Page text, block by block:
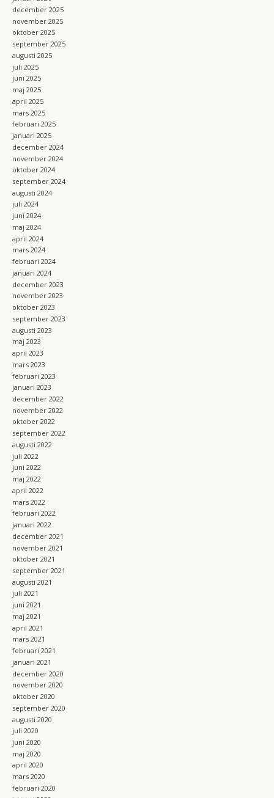
december 2025
november 2025
oktober 2025
september 2025
augusti 2025
juli 2025
juni 2025
maj 2025
april 2025
mars 2025
februari 2025
januari 2025
december 2024
november 2024
oktober 2024
september 2024
augusti 2024
juli 2024
juni 2024
maj 2024
april 2024
mars 2024
februari 2024
januari 2024
december 2023
november 2023
oktober 2023
september 2023
augusti 2023
maj 2023
april 2023
mars 2023
februari 2023
januari 2023
december 2022
november 2022
oktober 2022
september 2022
augusti 2022
juli 2022
juni 2022
maj 2022
april 2022
mars 2022
februari 2022
januari 2022
december 2021
november 2021
oktober 2021
september 2021
augusti 2021
juli 2021
juni 2021
maj 2021
april 2021
mars 2021
februari 2021
januari 2021
december 2020
november 2020
oktober 2020
september 2020
augusti 2020
juli 2020
juni 2020
maj 2020
april 2020
mars 2020
februari 2020